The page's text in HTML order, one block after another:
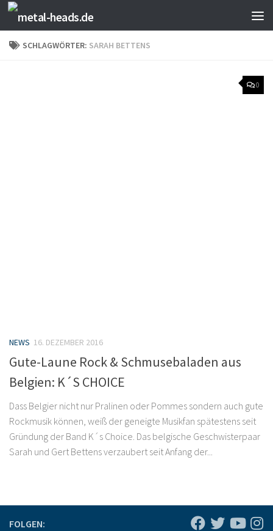
Zum Inhalt springen
SCHLAGWÖRTER: SARAH BETTENS
0
NEWS 16. DEZEMBER 2016
Gute-Laune Rock & Schmusebaladen aus
Belgien: K´S CHOICE
Dass Belgier nicht nur Pralinen oder Pommes sondern auch gute
Rockmusik können, weiß der geneigte Musikfan spätestens seit
Gründung der Band K´s Choice. Das belgische Geschwisterpaar
Sarah und Gert Bettens verzaubert seit Anfang der...
FOLGEN: